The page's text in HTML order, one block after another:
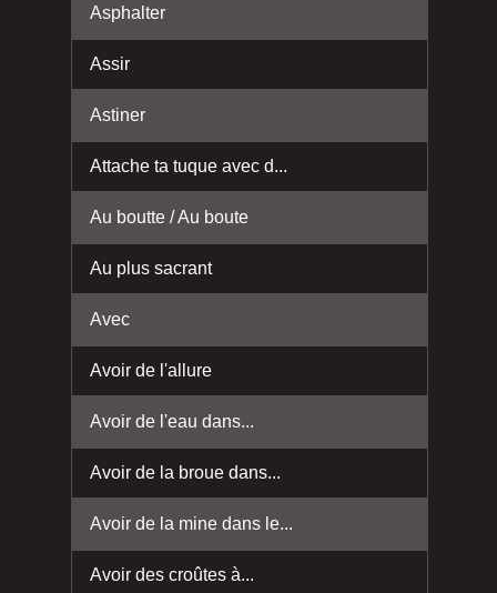
Asphalter
Assir
Astiner
Attache ta tuque avec d...
Au boutte / Au boute
Au plus sacrant
Avec
Avoir de l'allure
Avoir de l'eau dans...
Avoir de la broue dans...
Avoir de la mine dans le...
Avoir des croûtes à...